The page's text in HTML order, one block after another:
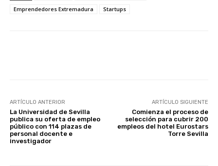
Emprendedores Extremadura Startups
ARTÍCULO ANTERIOR
La Universidad de Sevilla
publica su oferta de empleo
público con 114 plazas de
personal docente e
investigador
ARTÍCULO SIGUIENTE
Comienza el proceso de
selección para cubrir 200
empleos del hotel Eurostars
Torre Sevilla